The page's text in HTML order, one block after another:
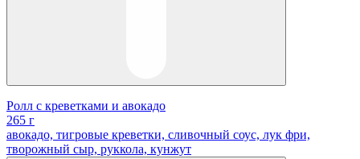
Ролл с креветками и авокадо
265 г
авокадо, тигровые креветки, сливочный соус, лук фри,
творожный сыр, руккола, кунжут